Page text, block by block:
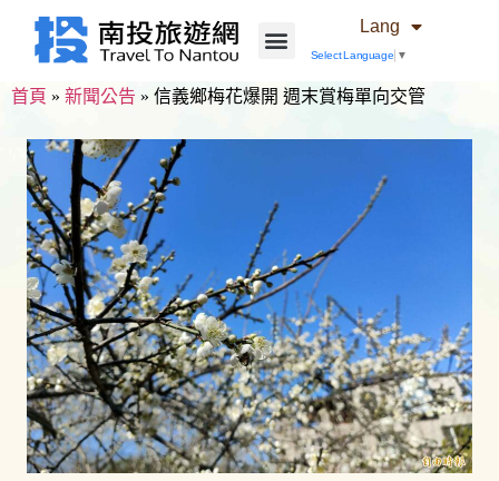
Lang
Select Language ▼
首頁 » 新聞公告 » 信義鄉梅花爆開 週末賞梅單向交管